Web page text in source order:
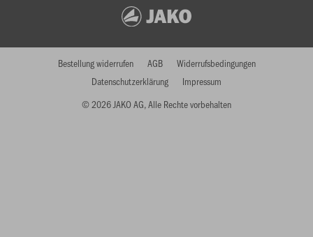
© 2026 JAKO AG, Alle Rechte vorbehalten
Bestellung widerrufen AGB
Widerrufsbedingungen
Datenschutzerklärung
Impressum